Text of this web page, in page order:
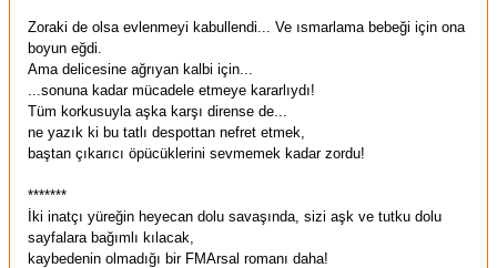
Zoraki de olsa evlenmeyi kabullendi... Ve ısmarlama bebeği için ona
boyun eğdi.
Ama delicesine ağrıyan kalbi için...
...sonuna kadar mücadele etmeye kararlıydı!
Tüm korkusuyla aşka karşı dirense de...
ne yazık ki bu tatlı despottan nefret etmek,
baştan çıkarıcı öpücüklerini sevmemek kadar zordu!
*******
İki inatçı yüreğin heyecan dolu savaşında, sizi aşk ve tutku dolu
sayfalara bağımlı kılacak,
kaybedenin olmadığı bir FMArsal romanı daha!